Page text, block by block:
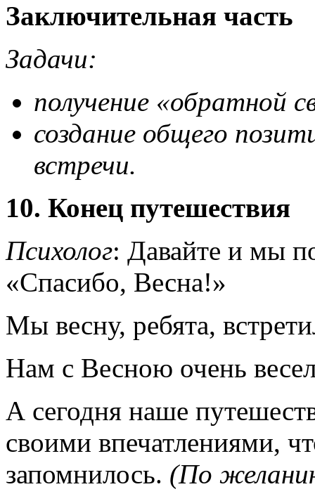
Заключительная часть
Задачи:
получение «обратной
создание общего
встречи.
10. Конец путешествия
Психолог: Давайте и мы
«Спасибо, Весна!»
Мы весну, ребята,
Нам с Весною очень
А сегодня наше
своими впечатлениями,
запомнилось. (По